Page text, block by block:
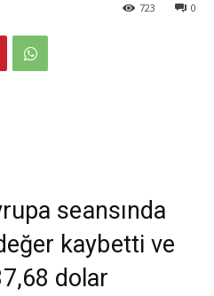
0
723
seansında
kaybetti ve
dolar